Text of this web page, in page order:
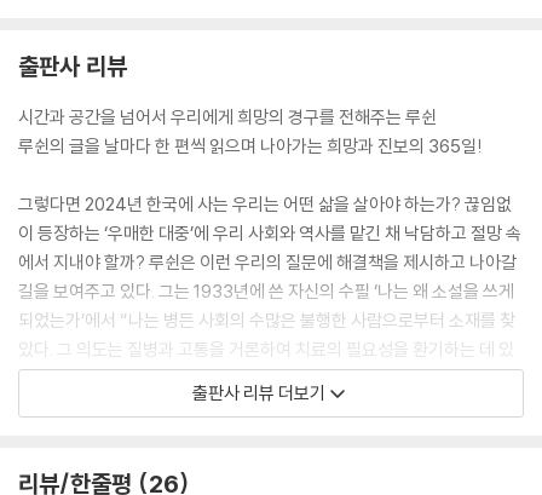
출판사 리뷰
시간과 공간을 넘어서 우리에게 희망의 경구를 전해주는 루쉰
루쉰의 글을 날마다 한 편씩 읽으며 나아가는 희망과 진보의 365일!
그렇다면 2024년 한국에 사는 우리는 어떤 삶을 살아야 하는가? 끊임없
이 등장하는 ‘우매한 대중’에 우리 사회와 역사를 맡긴 채 낙담하고 절망 속
에서 지내야 할까? 루쉰은 이런 우리의 질문에 해결책을 제시하고 나아갈
길을 보여주고 있다. 그는 1933년에 쓴 자신의 수필 ‘나는 왜 소설을 쓰게
되었는가’에서 “나는 병든 사회의 수많은 불행한 사람으로부터 소재를 찾
았다. 그 의도는 질병과 고통을 거론하여 치료의 필요성을 환기하는 데 있
었다”라고 스스로 밝혔다. 루쉰의 글은 병든 사회 속 불행한 사람들의 고통
을 위로하고 치유하기 위한 노력이었던 것이다.
출판사 리뷰 더보기
리뷰/한줄평 26